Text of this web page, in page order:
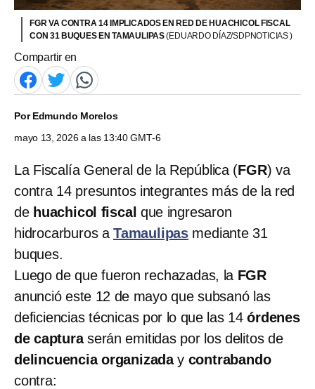
FGR VA CONTRA 14 IMPLICADOS EN RED DE HUACHICOL FISCAL
CON 31 BUQUES EN TAMAULIPAS(EDUARDO DÍAZ/SDPNOTICIAS )
Compartir en
PorEdmundo Morelos
mayo 13, 2026 a las 13:40 GMT-6
La Fiscalía General de la República (FGR) va
contra 14 presuntos integrantes más de la red
de huachicol fiscal que ingresaron
hidrocarburos aTamaulipas mediante 31
buques.
Luego de que fueron rechazadas, la FGR
anunció este 12 de mayo que subsanó las
deficiencias técnicas por lo que las 14órdenes
de capturaserán emitidas por los delitos de
delincuencia organizaday contrabando
contra: